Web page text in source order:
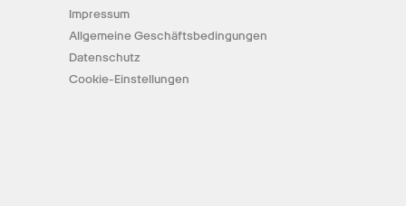
Impressum
Allgemeine Geschäftsbedingungen
Datenschutz
Cookie-Einstellungen